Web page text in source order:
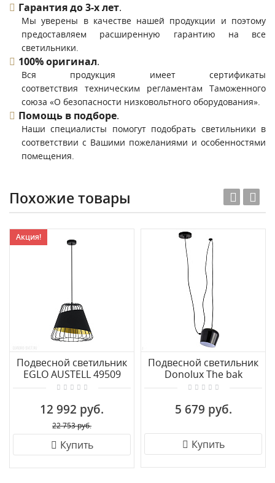
Гарантия до 3-х лет.
Мы уверены в качестве нашей продукции и поэтому
предоставляем расширенную гарантию на все
светильники.
100% оригинал.
Вся продукция имеет сертификаты
соответствия техническим регламентам Таможенного
союза «О безопасности низковольтного оборудования».
Помощь в подборе.
Наши специалисты помогут подобрать светильники в
соответствии с Вашими пожеланиями и особенностями
помещения.
Похожие товары
Акция!
Подвесной светильник
EGLO AUSTELL 49509
12 992 руб.
22 753 руб.
Купить
Подвесной светильник
Donolux The bak
S111013/1A black
5 679 руб.
Купить